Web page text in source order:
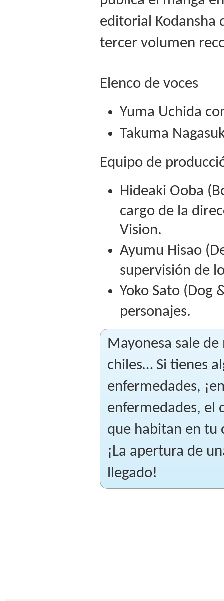
editorial Kodansha
tercer volumen
Elenco de voces
Yuma Uchida
Takuma
Equipo de
Hideaki Ooba
cargo de la
Vision.
Ayumu Hisao
supervisión de
Yoko Sato (Dog
personajes.
Mayonesa sale
chiles… Si tienes
enfermedades,
enfermedades, el
que habitan en tu
¡La apertura de
llegado!